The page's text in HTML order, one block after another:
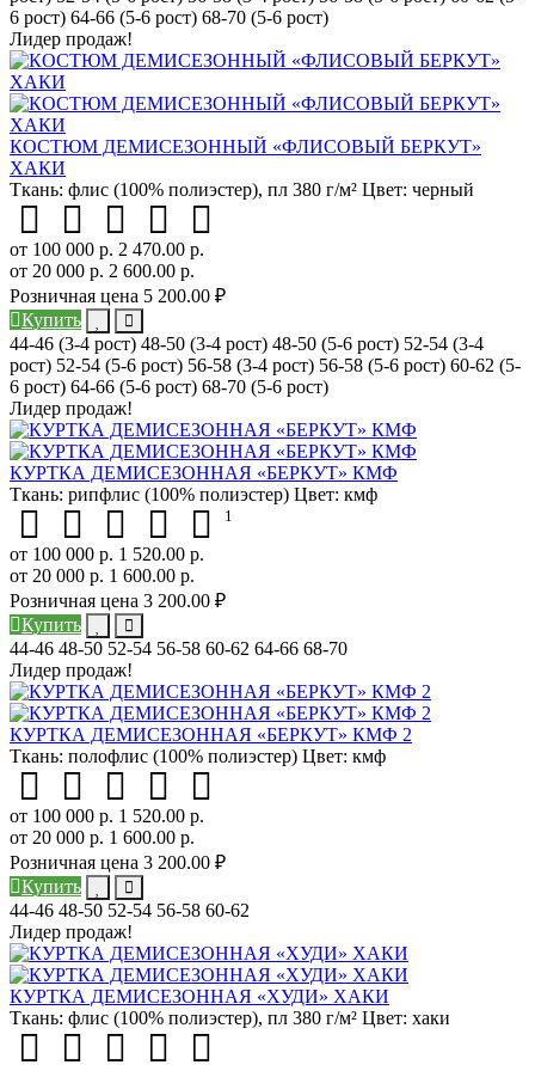
6 рост) 64-66 (5-6 рост) 68-70 (5-6 рост)
Лидер продаж!
КОСТЮМ ДЕМИСЕЗОННЫЙ «ФЛИСОВЫЙ БЕРКУТ»
ХАКИ
Ткань: флис (100% полиэстер), пл 380 г/м² Цвет: черный
от 100 000 р. 2 470.00 р.
от 20 000 р. 2 600.00 р.
Розничная цена 5 200.00 ₽
Купить
44-46 (3-4 рост) 48-50 (3-4 рост) 48-50 (5-6 рост) 52-54 (3-4
рост) 52-54 (5-6 рост) 56-58 (3-4 рост) 56-58 (5-6 рост) 60-62 (5-
6 рост) 64-66 (5-6 рост) 68-70 (5-6 рост)
Лидер продаж!
КУРТКА ДЕМИСЕЗОННАЯ «БЕРКУТ» КМФ
Ткань: рипфлис (100% полиэстер) Цвет: кмф
1
от 100 000 р. 1 520.00 р.
от 20 000 р. 1 600.00 р.
Розничная цена 3 200.00 ₽
Купить
44-46 48-50 52-54 56-58 60-62 64-66 68-70
Лидер продаж!
КУРТКА ДЕМИСЕЗОННАЯ «БЕРКУТ» КМФ 2
Ткань: полофлис (100% полиэстер) Цвет: кмф
от 100 000 р. 1 520.00 р.
от 20 000 р. 1 600.00 р.
Розничная цена 3 200.00 ₽
Купить
44-46 48-50 52-54 56-58 60-62
Лидер продаж!
КУРТКА ДЕМИСЕЗОННАЯ «ХУДИ» ХАКИ
Ткань: флис (100% полиэстер), пл 380 г/м² Цвет: хаки